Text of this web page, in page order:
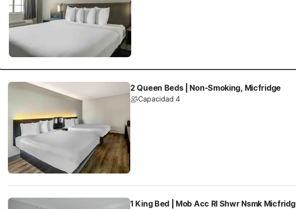
2 Queen Beds | Non-Smoking, Micfridge
Capacidad 4
1 King Bed | Mob Acc RI Shwr Nsmk Micfridg